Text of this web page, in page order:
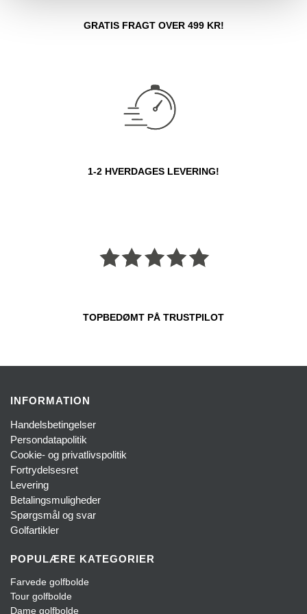
GRATIS FRAGT OVER 499 KR!
1-2 HVERDAGES LEVERING!
TOPBEDØMT PÅ TRUSTPILOT
INFORMATION
Handelsbetingelser
Persondatapolitik
Cookie- og privatlivspolitik
Fortrydelsesret
Levering
Betalingsmuligheder
Spørgsmål og svar
Golfartikler
POPULÆRE KATEGORIER
Farvede golfbolde
Tour golfbolde
Dame golfbolde